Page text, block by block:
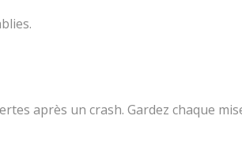
après un crash. Gardez chaque